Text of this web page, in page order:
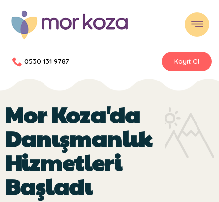
0530 131 9787 Kayıt Ol
Mor Koza'da
Danışmanlık
Hizmetleri
Başladı